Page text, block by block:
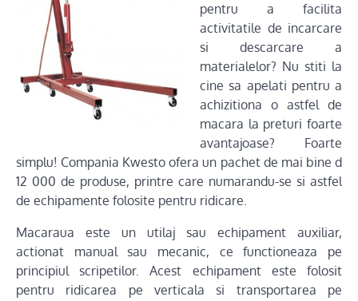
pentru a facilita
activitatile de incarcare
si descarcare a
materialelor? Nu stiti la
cine sa apelati pentru a
achizitiona o astfel de
macara la preturi foarte
avantajoase? Foarte
simplu! Compania Kwesto ofera un pachet de mai bine d
12 000 de produse, printre care numarandu-se si astfel
de echipamente folosite pentru ridicare.
Macaraua este un utilaj sau echipament auxiliar,
actionat manual sau mecanic, ce functioneaza pe
principiul scripetilor. Acest echipament este folosit
pentru ridicarea pe verticala si transportarea pe